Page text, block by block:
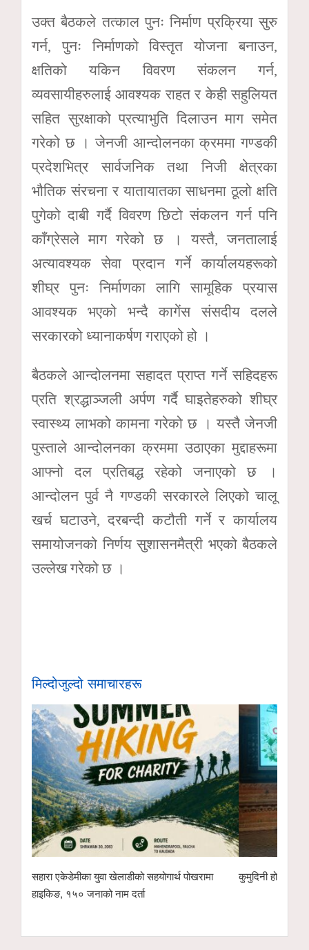
उक्त बैठकले तत्काल पुनः निर्माण प्रक्रिया सुरु
गर्न, पुनः निर्माणको विस्तृत योजना बनाउन,
क्षतिको यकिन विवरण संकलन गर्न,
व्यवसायीहरुलाई आवश्यक राहत र केही सहुलियत
सहित सुरक्षाको प्रत्याभुति दिलाउन माग समेत
गरेको छ । जेनजी आन्दोलनका क्रममा गण्डकी
प्रदेशभित्र सार्वजनिक तथा निजी क्षेत्रका
भौतिक संरचना र यातायातका साधनमा ठूलो क्षति
पुगेको दाबी गर्दै विवरण छिटो संकलन गर्न पनि
काँग्रेसले माग गरेको छ । यस्तै, जनतालाई
अत्यावश्यक सेवा प्रदान गर्ने कार्यालयहरूको
शीघ्र पुनः निर्माणका लागि सामूहिक प्रयास
आवश्यक भएको भन्दै कागेंस संसदीय दलले
सरकारको ध्यानाकर्षण गराएको हो ।
बैठकले आन्दोलनमा सहादत प्राप्त गर्ने सहिदहरू
प्रति श्रद्धाञ्जली अर्पण गर्दै घाइतेहरुको शीघ्र
स्वास्थ्य लाभको कामना गरेको छ । यस्तै जेनजी
पुस्ताले आन्दोलनका क्रममा उठाएका मुद्दाहरूमा
आफ्नो दल प्रतिबद्ध रहेको जनाएको छ ।
आन्दोलन पुर्व नै गण्डकी सरकारले लिएको चालू
खर्च घटाउने, दरबन्दी कटौती गर्ने र कार्यालय
समायोजनको निर्णय सुशासनमैत्री भएको बैठकले
उल्लेख गरेको छ ।
मिल्दोजुल्दो समाचारहरू
सहारा एकेडेमीका युवा खेलाडीको सहयोगार्थ पोखरामा
हाइकिङ, १५० जनाको नाम दर्ता
कुमुदिनी होम्समा